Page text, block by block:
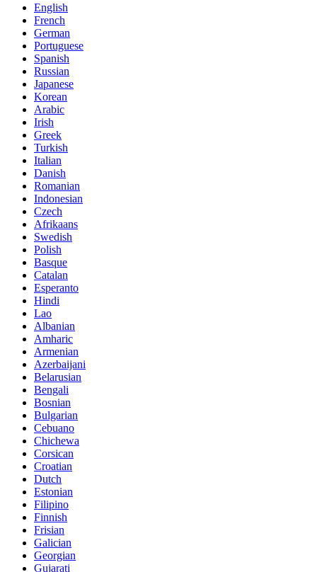
English
French
German
Portuguese
Spanish
Russian
Japanese
Korean
Arabic
Irish
Greek
Turkish
Italian
Danish
Romanian
Indonesian
Czech
Afrikaans
Swedish
Polish
Basque
Catalan
Esperanto
Hindi
Lao
Albanian
Amharic
Armenian
Azerbaijani
Belarusian
Bengali
Bosnian
Bulgarian
Cebuano
Chichewa
Corsican
Croatian
Dutch
Estonian
Filipino
Finnish
Frisian
Galician
Georgian
Gujarati